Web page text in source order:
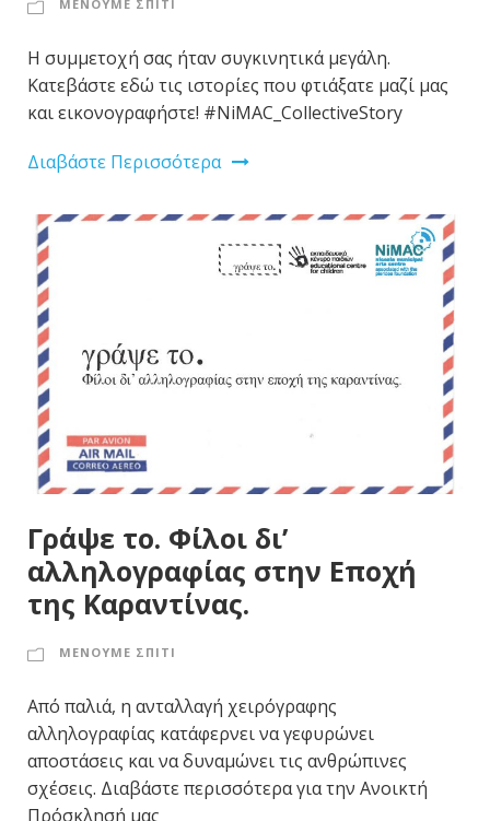
ΜΕΝΟΥΜΕ ΣΠΙΤΙ
Η συμμετοχή σας ήταν συγκινητικά μεγάλη.
Κατεβάστε εδώ τις ιστορίες που φτιάξατε μαζί μας
και εικονογραφήστε! #NiMAC_CollectiveStory
Διαβάστε Περισσότερα
Γράψε το. Φίλοι δι’
αλληλογραφίας στην Εποχή
της Καραντίνας.
ΜΕΝΟΥΜΕ ΣΠΙΤΙ
Από παλιά, η ανταλλαγή χειρόγραφης
αλληλογραφίας κατάφερνει να γεφυρώνει
αποστάσεις και να δυναμώνει τις ανθρώπινες
σχέσεις. Διαβάστε περισσότερα για την Ανοικτή
Πρόσκλησή μας